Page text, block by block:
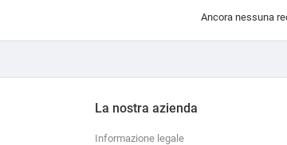
Ancora nessuna
La nostra azienda
Informazione legale